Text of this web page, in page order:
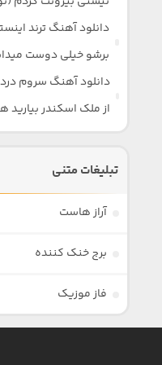
دانلود آهنگ ترند
برشو خیلی دوست
دانلود آهنگ سروم
از ملک اسکندر
تبلیغات متنی
آراز هاست
برج خنک کننده
فاز موزیک